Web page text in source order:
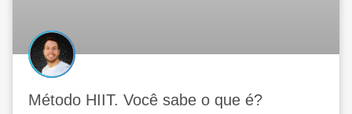
Método HIIT. Você sabe o que é?